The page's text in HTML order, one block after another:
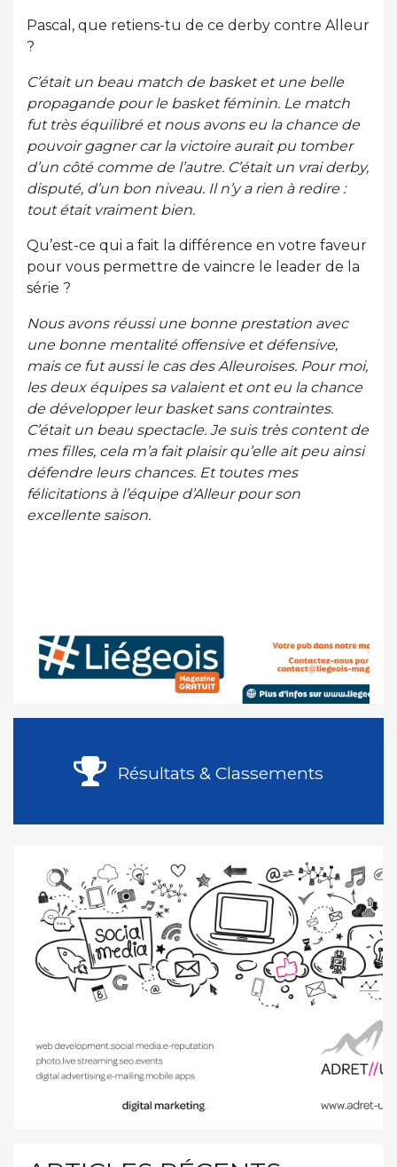
Pascal, que retiens-tu de ce derby contre Alleur
?
C’était un beau match de basket et une belle
propagande pour le basket féminin. Le match
fut très équilibré et nous avons eu la chance de
pouvoir gagner car la victoire aurait pu tomber
d’un côté comme de l’autre. C’était un vrai derby,
disputé, d’un bon niveau. Il n’y a rien à redire :
tout était vraiment bien.
Qu’est-ce qui a fait la différence en votre faveur
pour vous permettre de vaincre le leader de la
série ?
Nous avons réussi une bonne prestation avec
une bonne mentalité offensive et défensive,
mais ce fut aussi le cas des Alleuroises. Pour moi,
les deux équipes sa valaient et ont eu la chance
de développer leur basket sans contraintes.
C’était un beau spectacle. Je suis très content de
mes filles, cela m’a fait plaisir qu’elle ait peu ainsi
défendre leurs chances. Et toutes mes
félicitations à l’équipe d’Alleur pour son
excellente saison.
Résultats & Classements